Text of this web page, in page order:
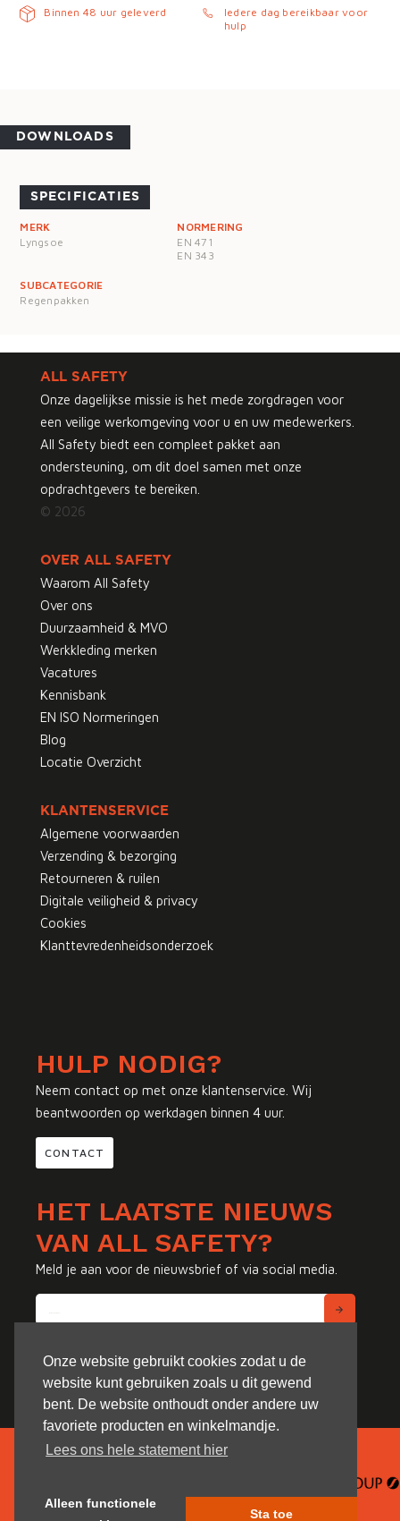
Onze website gebruikt cookies zodat u de
website kunt gebruiken zoals u dit gewend
bent. De website onthoudt onder andere uw
favoriete producten en winkelmandje.
Lees ons hele statement hier
Alleen functionele
Sta toe
Binnen 48 uur geleverd
Iedere dag bereikbaar voor
hulp
DOWNLOADS
SPECIFICATIES
MERK
Lyngsoe
NORMERING
EN 471
EN 343
SUBCATEGORIE
Regenpakken
ALL SAFETY
Onze dagelijkse missie is het mede zorgdragen voor
een veilige werkomgeving voor u en uw medewerkers.
All Safety biedt een compleet pakket aan
ondersteuning, om dit doel samen met onze
opdrachtgevers te bereiken.
© 2026
OVER ALL SAFETY
Waarom All Safety
Over ons
Duurzaamheid & MVO
Werkkleding merken
Vacatures
Kennisbank
EN ISO Normeringen
Blog
Locatie Overzicht
KLANTENSERVICE
Algemene voorwaarden
Verzending & bezorging
Retourneren & ruilen
Digitale veiligheid & privacy
Cookies
Klanttevredenheidsonderzoek
HULP NODIG?
Neem contact op met onze klantenservice. Wij
beantwoorden op werkdagen binnen 4 uur.
CONTACT
HET LAATSTE NIEUWS
VAN ALL SAFETY?
Meld je aan voor de nieuwsbrief of via social media.